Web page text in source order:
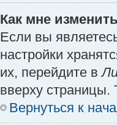
Как мне
Если вы
настройки
их, перейдите в
вверху страницы.
Вернуться к